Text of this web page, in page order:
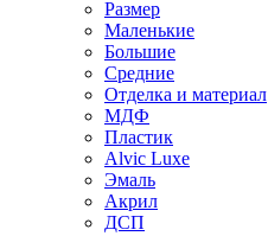
Размер
Маленькие
Большие
Средние
Отделка и материал
МДФ
Пластик
Alvic Luxe
Эмаль
Акрил
ДСП